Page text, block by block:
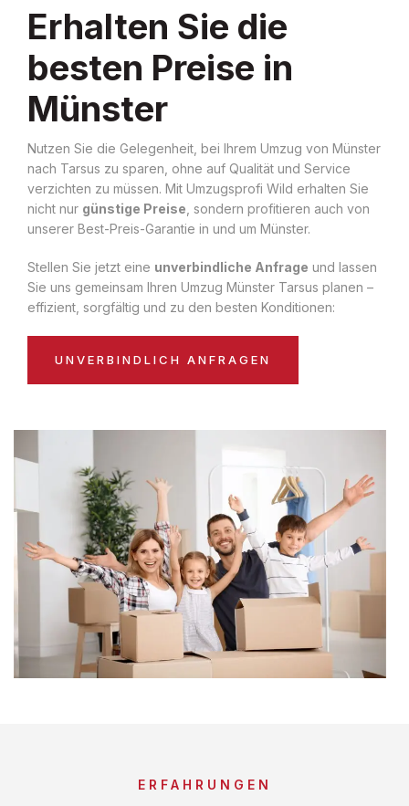
Erhalten Sie die
besten Preise in
Münster
Nutzen Sie die Gelegenheit, bei Ihrem Umzug von Münster
nach Tarsus zu sparen, ohne auf Qualität und Service
verzichten zu müssen. Mit Umzugsprofi Wild erhalten Sie
nicht nur günstige Preise , sondern profitieren auch von
unserer Best-Preis-Garantie in und um Münster.
Stellen Sie jetzt eine unverbindliche Anfrage und lassen
Sie uns gemeinsam Ihren Umzug Münster Tarsus planen –
effizient, sorgfältig und zu den besten Konditionen:
UNVERBINDLICH ANFRAGEN
ERFAHRUNGEN